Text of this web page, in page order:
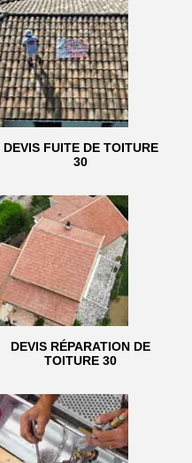
DEVIS FUITE DE TOITURE
30
DEVIS RÉPARATION DE
TOITURE 30